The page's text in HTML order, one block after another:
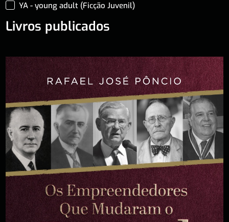
YA - young adult (Ficção Juvenil)
Livros publicados